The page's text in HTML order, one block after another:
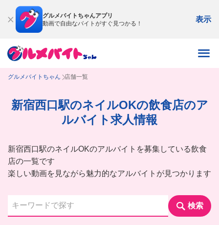
グルメバイトちゃんアプリ
動画で自由なバイトがすぐ見つかる！
表示
グルメバイトちゃん 店舗一覧
新宿西口駅のネイルOKの飲食店のア
ルバイト求人情報
新宿西口駅のネイルOKのアルバイトを募集している飲食
店の一覧です
楽しい動画を見ながら魅力的なアルバイトが見つかります
検索